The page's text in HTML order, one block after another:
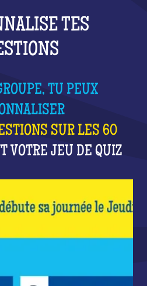
TES
TU PEUX
SUR LES 60
VOTRE JEU DE QUIZ